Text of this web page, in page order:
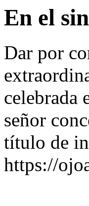
En el
Dar por
celebrada
señor
título de
https://